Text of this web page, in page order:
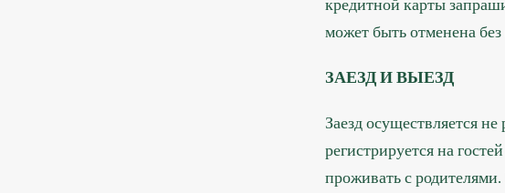
кредитной карты
может быть отменена
ЗАЕЗД И ВЫЕЗД
Заезд осуществляется
регистрируется на
проживать с